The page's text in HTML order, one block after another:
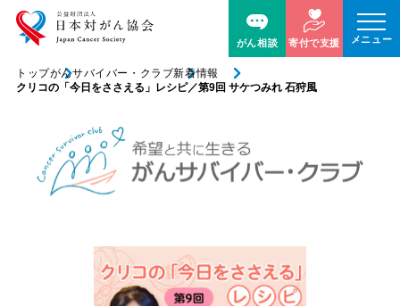
がん相談 寄付で支援 メニュー
トップがんサバイバー・クラブ新着情報
クリコの「今日をささえる」レシピ／第9回 サケつみれ 石狩風